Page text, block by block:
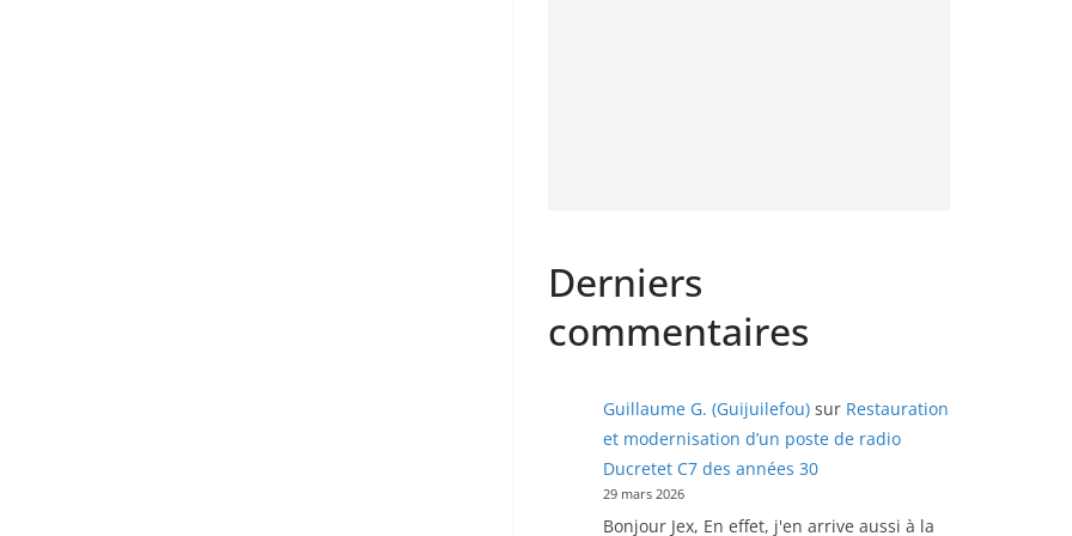
Derniers
commentaires
Guillaume G. (Guijuilefou)sur Restauration
et modernisation d’un poste de radio
Ducretet C7 des années 30
29 mars 2026
Bonjour Jex, En effet, j'en arrive aussi à la